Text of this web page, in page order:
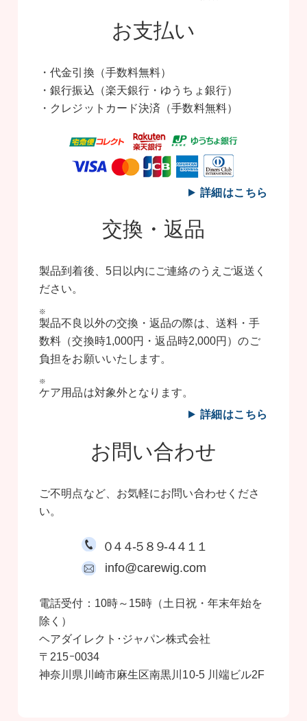
お支払い
・代金引換（手数料無料）
・銀行振込（楽天銀行・ゆうちょ銀行）
・クレジットカード決済（手数料無料）
詳細はこちら
交換・返品
製品到着後、5日以内にご連絡のうえご返送く
ださい。
製品不良以外の交換・返品の際は、送料・手
数料（交換時1,000円・返品時2,000円）のご
負担をお願いいたします。
ケア用品は対象外となります。
詳細はこちら
お問い合わせ
ご不明点など、お気軽にお問い合わせくださ
い。
０４４-５８９-４４１１
info@carewig.com
電話受付：10時～15時（土日祝・年末年始を
除く）
ヘアダイレクト･ジャパン株式会社
〒215ｰ0034
神奈川県川崎市麻生区南黒川10-5 川端ビル2F